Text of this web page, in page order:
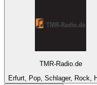
TMR-Radio.de
Erfurt, Pop, Schlager, Rock,